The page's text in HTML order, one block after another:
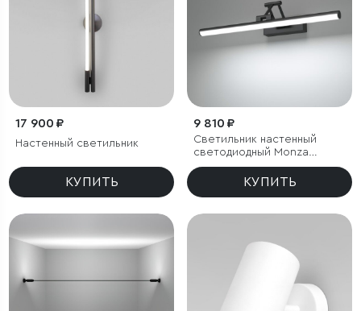
17 900 ₽
Настенный светильник
КУПИТЬ
9 810 ₽
Светильник настенный
светодиодный Monza
черный
КУПИТЬ